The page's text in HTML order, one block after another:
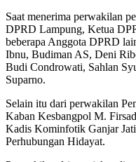
Saat menerima perwakilan
DPRD Lampung, Ketua
beberapa Anggota DPRD
Ibnu, Budiman AS, Deni
Budi Condrowati, Sahlan
Suparno.
Selain itu dari perwakilan
Kaban Kesbangpol M.
Kadis Kominfotik Ganjar
Perhubungan Hidayat.